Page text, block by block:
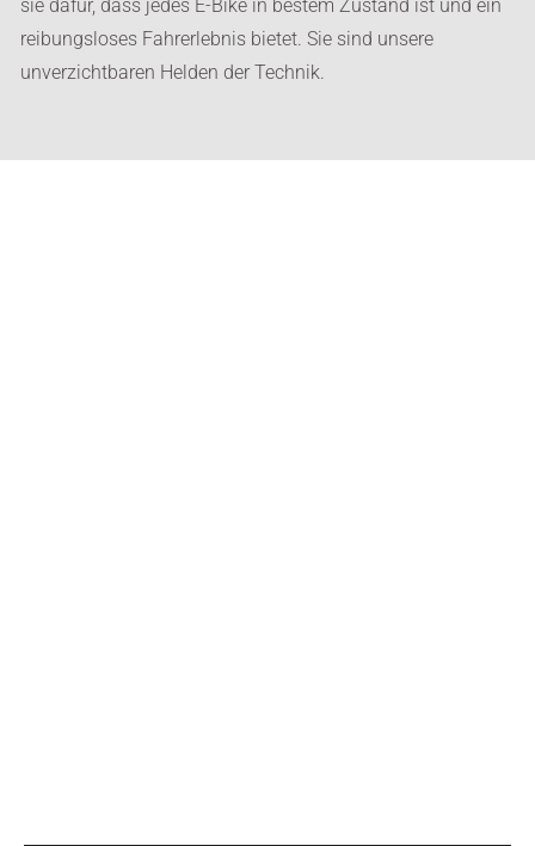
sie dafür, dass jedes E-Bike in bestem Zustand ist und ein
reibungsloses Fahrerlebnis bietet. Sie sind unsere
unverzichtbaren Helden der Technik.